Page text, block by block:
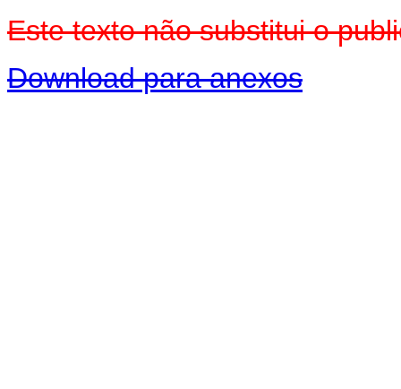
Este texto não substitui o
Download para anexos